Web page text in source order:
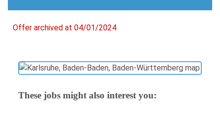
Offer archived at 04/01/2024
These jobs might also interest you: